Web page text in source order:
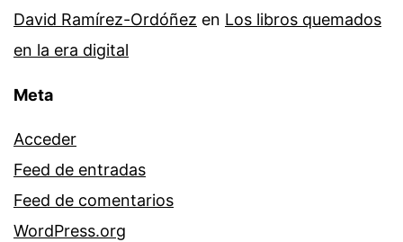
David Ramírez-Ordóñez en Los libros quemados
en la era digital
Meta
Acceder
Feed de entradas
Feed de comentarios
WordPress.org